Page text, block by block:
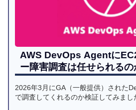
AWS DevOps Agentに
ー障害調査は任せられる
2026年3月にGA（一般提供）された
で調査してくれるのか検証してみまし